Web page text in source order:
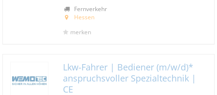
Fernverkehr
Hessen
merken
Lkw-Fahrer | Bediener (m/w/d)*
anspruchsvoller Spezialtechnik |
CE